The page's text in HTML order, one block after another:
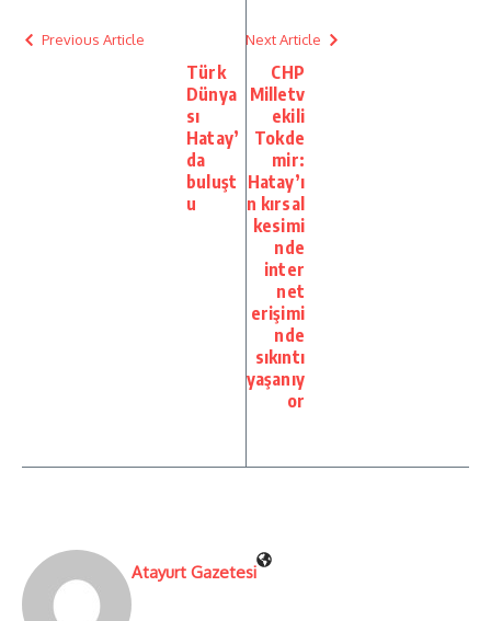
Previous Article
Türk
Dünya
sı
Hatay’
da
buluşt
u
Next Article
CHP
Milletv
ekili
Tokde
mir:
Hatay’ı
n kırsal
kesimi
nde
inter
net
erişimi
nde
sıkıntı
yaşanıy
or
Atayurt Gazetesi